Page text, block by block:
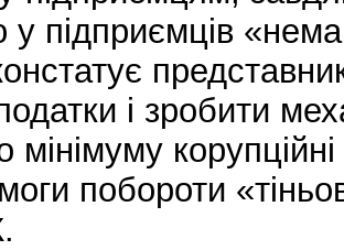
підприємців
і зробити
мінімуму
побороти